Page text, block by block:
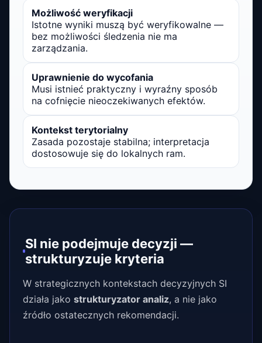
Możliwość weryfikacji
Istotne wyniki muszą być weryfikowalne —
bez możliwości śledzenia nie ma
zarządzania.
Uprawnienie do wycofania
Musi istnieć praktyczny i wyraźny sposób
na cofnięcie nieoczekiwanych efektów.
Kontekst terytorialny
Zasada pozostaje stabilna; interpretacja
dostosowuje się do lokalnych ram.
SI nie podejmuje decyzji —
strukturyzuje kryteria
W strategicznych kontekstach decyzyjnych SI
działa jako strukturyzator analiz, a nie jako
źródło ostatecznych rekomendacji.